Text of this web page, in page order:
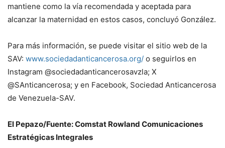
mantiene como la vía recomendada y aceptada para
alcanzar la maternidad en estos casos, concluyó González.
Para más información, se puede visitar el sitio web de la
SAV: www.sociedadanticancerosa.org/ o seguirlos en
Instagram @sociedadanticancerosavzla; X
@SAnticancerosa; y en Facebook, Sociedad Anticancerosa
de Venezuela-SAV.
El Pepazo/Fuente: Comstat Rowland Comunicaciones
Estratégicas Integrales